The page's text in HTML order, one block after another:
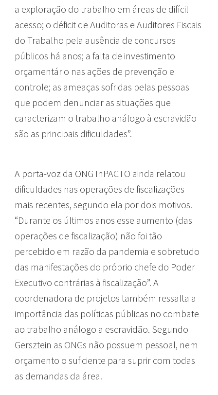
a exploração do trabalho em áreas de difícil
acesso; o déficit de Auditoras e Auditores Fiscais
do Trabalho pela ausência de concursos
públicos há anos; a falta de investimento
orçamentário nas ações de prevenção e
controle; as ameaças sofridas pelas pessoas
que podem denunciar as situações que
caracterizam o trabalho análogo à escravidão
são as principais dificuldades”.
A porta-voz da ONG InPACTO ainda relatou
dificuldades nas operações de fiscalizações
mais recentes, segundo ela por dois motivos.
“Durante os últimos anos esse aumento (das
operações de fiscalização) não foi tão
percebido em razão da pandemia e sobretudo
das manifestações do próprio chefe do Poder
Executivo contrárias à fiscalização”. A
coordenadora de projetos também ressalta a
importância das políticas públicas no combate
ao trabalho análogo a escravidão. Segundo
Gersztein as ONGs não possuem pessoal, nem
orçamento o suficiente para suprir com todas
as demandas da área.